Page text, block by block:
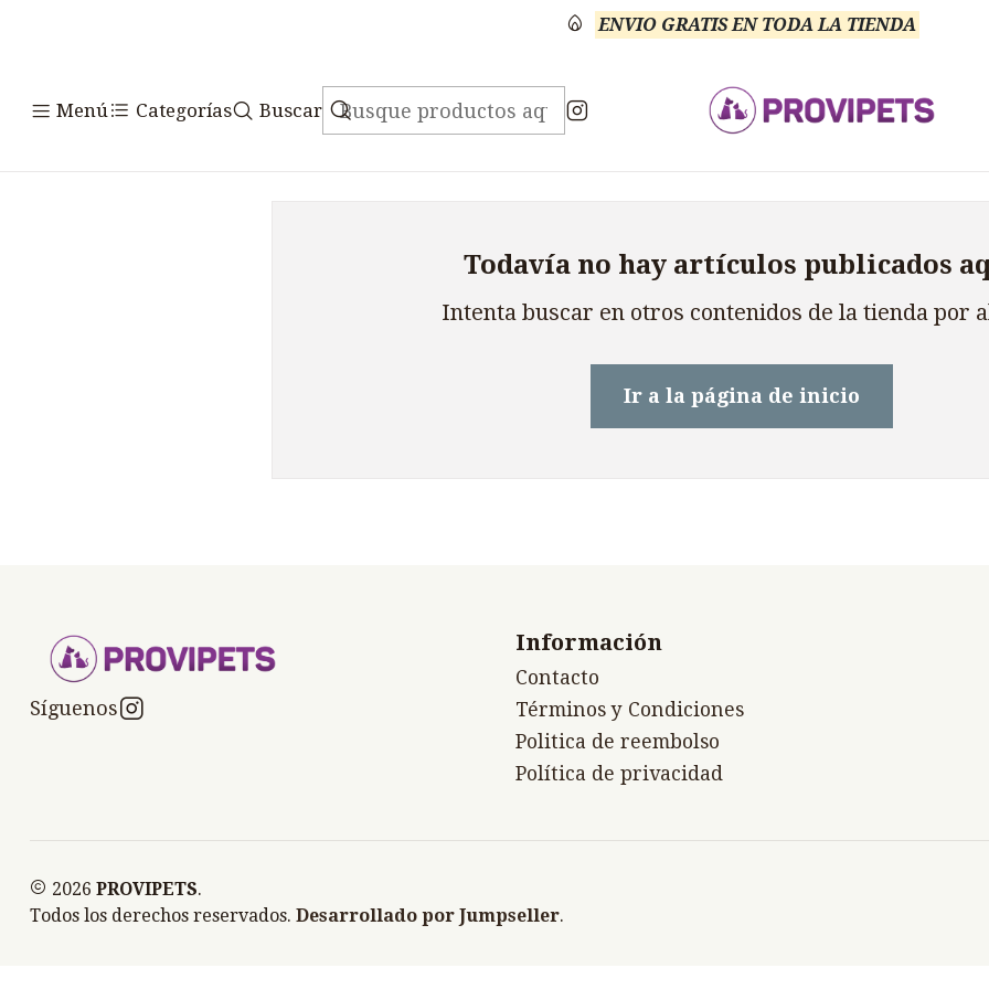
Menú Categorías Buscar
ENVIO GRATIS EN TODA LA TIENDA
Inicio Blog Blog
Blog
Todavía no hay artículos publicados
Intenta buscar en otros contenidos de la tienda por
Ir a la página de inicio
Síguenos
Información
Contacto
Términos y Condiciones
Politica de reembolso
Política de privacidad
2026 PROVIPETS.
Todos los derechos reservados. Desarrollado por Jumpseller.